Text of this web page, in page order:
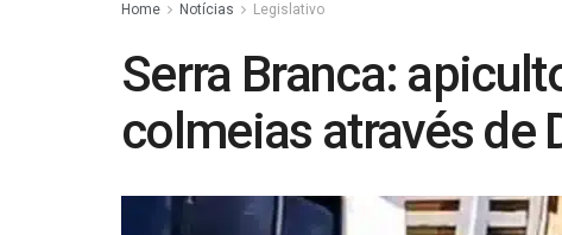
Home Notícias Legislativo
Serra Branca:
colmeias através de